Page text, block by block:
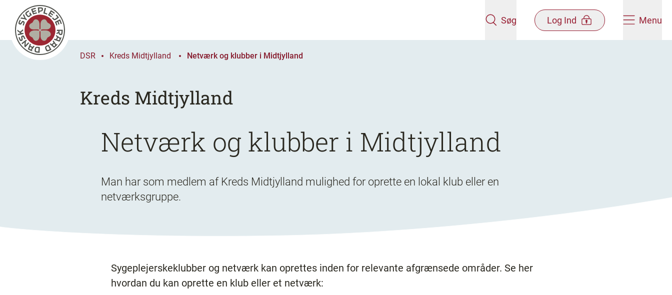
Søg Log Ind Menu
DSR Kreds Midtjylland Netværk og klubber i Midtjylland
Kreds Midtjylland
Netværk og klubber i Midtjylland
Man har som medlem af Kreds Midtjylland mulighed for oprette en lokal klub eller en
netværksgruppe.
Sygeplejerskeklubber og netværk kan oprettes inden for relevante afgrænsede områder. Se her
hvordan du kan oprette en klub eller et netværk: